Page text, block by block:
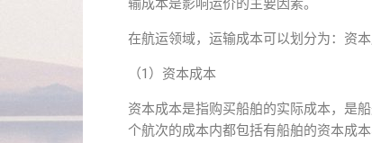
输成本是影响运价的主要因素。
在航运领域，运输成本可以划分为：资
（1）资本成本
资本成本是指购买船舶的实际成本，是
个航次的成本内都包括有船舶的资本成